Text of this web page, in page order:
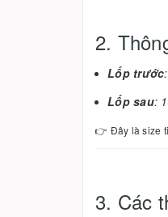
2.
Lốp trước
Lốp sau:
👉 Đây là size
3. Các